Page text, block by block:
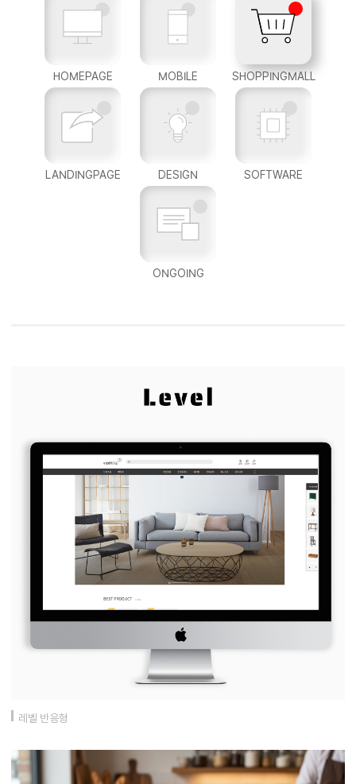
HOMEPAGE MOBILE SHOPPINGMALL
LANDINGPAGE DESIGN SOFTWARE
ONGOING
레벨 반응형